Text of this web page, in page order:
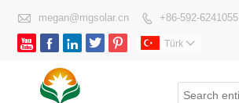
 megan@mgsolar.cn  +86-592-6241055
     Türk 